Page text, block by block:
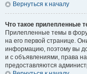
Вернуться к началу
Что такое прилепленные
Прилепленные темы в
на его первой странице.
информацию, поэтому вы
и с объявлениями, права
предоставляются